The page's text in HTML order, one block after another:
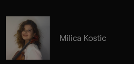
Milica Kostic